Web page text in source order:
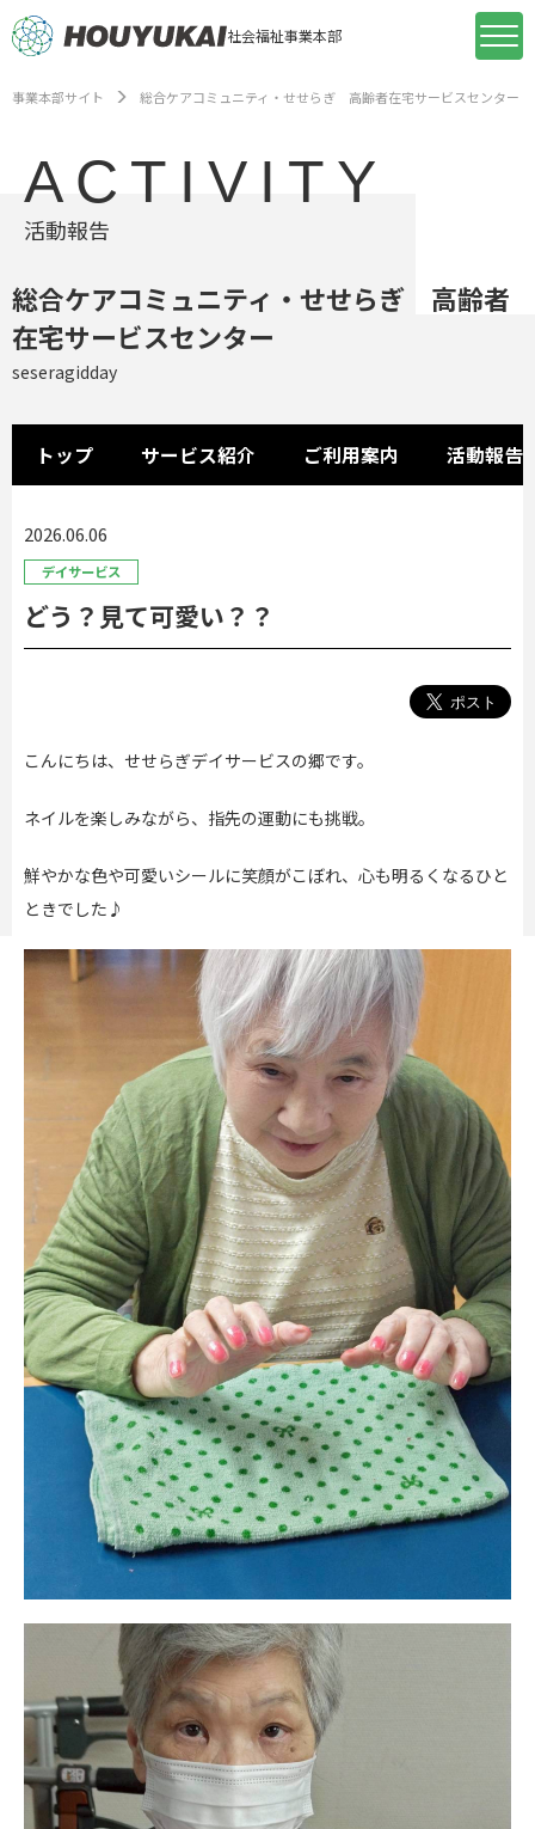
社会福祉事業本部
事業本部サイト 総合ケアコミュニティ・せせらぎ 高齢者在宅サービスセンター
ACTIVITY
活動報告
総合ケアコミュニティ・せせらぎ 高齢者
在宅サービスセンター
seseragidday
トップ サービス紹介 ご利用案内 活動報告
2026.06.06
デイサービス
どう？見て可愛い？？
こんにちは、せせらぎデイサービスの郷です。
ネイルを楽しみながら、指先の運動にも挑戦。
鮮やかな色や可愛いシールに笑顔がこぼれ、心も明るくなるひと
ときでした♪